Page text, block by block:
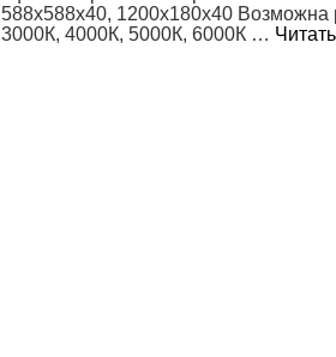
588x588x40, 1200х180х40 Возможна
3000К, 4000К, 5000К, 6000К …